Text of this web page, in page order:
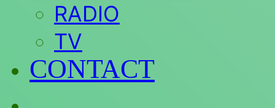
RADIO
TV
CONTACT